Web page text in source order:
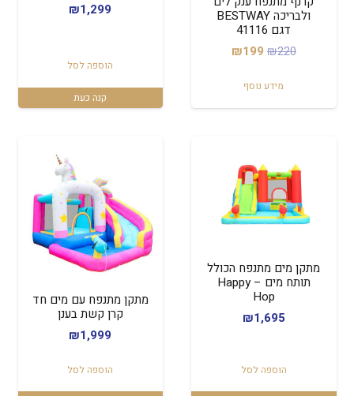
ולבריכה BESTWAY
דגם 41116
₪220
המחיר
היה:
₪220.
₪199
₪199.
מידע נוסף
₪1,299
הוספה לסל
קנה כעת
מתקן מים מתנפח הכולל
תותח מים – Happy
Hop
₪1,695
הוספה לסל
מתקן מתנפח עם מים חד
קרן קשת בענן
₪1,999
הוספה לסל